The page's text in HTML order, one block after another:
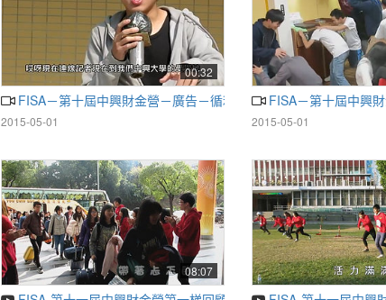
00:32
FISA－第十屆中興財金營－廣告－循利寧滴劑
2015-05-01
FISA－第十屆中興
2015-05-01
08:07